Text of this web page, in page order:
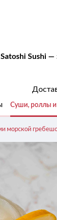
Satoshi Sushi —
Суши, роллы
морской